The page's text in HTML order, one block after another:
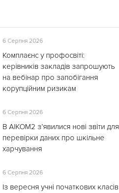
6 Серпня 2026
Комплаєнс у профосвіті:
керівників закладів запрошують
на вебінар про запобігання
корупційним ризикам
6 Серпня 2026
В АІКОМ2 з’явилися нові звіти для
перевірки даних про шкільне
харчування
6 Серпня 2026
Із вересня учні початкових класів